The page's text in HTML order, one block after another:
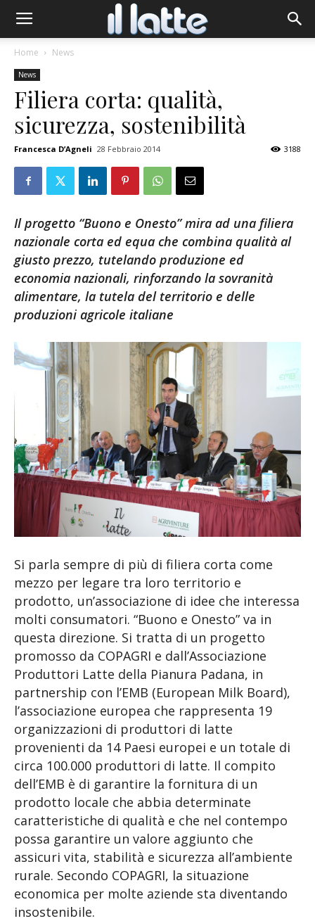
Home News
News
Filiera corta: qualità,
sicurezza, sostenibilità
Francesca D’Agneli 28 Febbraio 2014 3188
Il progetto “Buono e Onesto” mira ad una filiera
nazionale corta ed equa che combina qualità al
giusto prezzo, tutelando produzione ed
economia nazionali, rinforzando la sovranità
alimentare, la tutela del territorio e delle
produzioni agricole italiane
Si parla sempre di più di filiera corta come
mezzo per legare tra loro territorio e
prodotto, un’associazione di idee che interessa
molti consumatori. “Buono e Onesto” va in
questa direzione. Si tratta di un progetto
promosso da COPAGRI e dall’Associazione
Produttori Latte della Pianura Padana, in
partnership con l’EMB (European Milk Board),
l’associazione europea che rappresenta 19
organizzazioni di produttori di latte
provenienti da 14 Paesi europei e un totale di
circa 100.000 produttori di latte. Il compito
dell’EMB è di garantire la fornitura di un
prodotto locale che abbia determinate
caratteristiche di qualità e che nel contempo
possa garantire un valore aggiunto che
assicuri vita, stabilità e sicurezza all’ambiente
rurale. Secondo COPAGRI, la situazione
economica per molte aziende sta diventando
insostenibile.